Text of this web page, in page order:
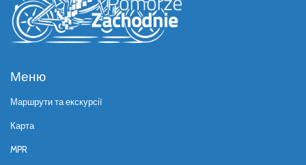
Меню
Маршрути та екскурсії
Карта
MPR